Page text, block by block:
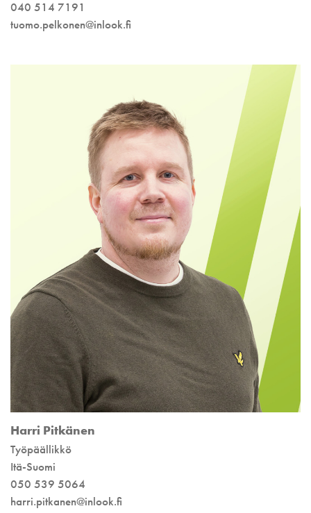
040 514 7191
tuomo.pelkonen@inlook.fi
Harri Pitkänen
Työpäällikkö
Itä-Suomi
050 539 5064
harri.pitkanen@inlook.fi